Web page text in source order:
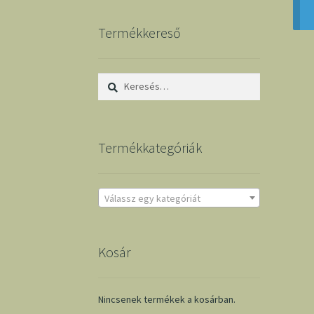
Termékkereső
Keresés:
Termékkategóriák
Válassz egy kategóriát
Kosár
Nincsenek termékek a kosárban.